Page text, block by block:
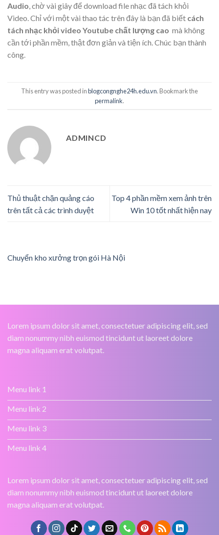
Audio , chờ vài giây để download file nhạc đã tách khỏi
Video. Chỉ với một vài thao tác trên đây là bạn đã biết cách
tách nhạc khỏi video Youtube chất lượng cao mà không
cần tới phần mềm, thật đơn giản và tiện ích. Chúc bạn thành
công.
This entry was posted inblogcongnghe24h.edu.vn. Bookmark the
permalink.
ADMINCD
Thủ thuật chặn quảng cáo
trên tất cả các trình duyệt
Top 4 phần mềm xem ảnh trên
Win 10 tốt nhất hiện nay
Chuyển kho xưởng trọn gói Hà Nội
Lorem ipsum dolor sit amet, consectetuer adipiscing elit, sed
diam nonummy nibh euismod tincidunt ut laoreet dolore
magna aliquam erat volutpat.
Menu link 1
Menu link 2
Menu link 3
Menu link 4
Lorem ipsum dolor sit amet, consectetuer adipiscing elit, sed
diam nonummy nibh euismod tincidunt ut laoreet dolore
magna aliquam erat volutpat.